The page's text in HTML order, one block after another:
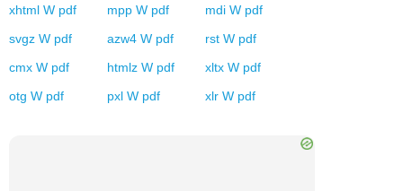
xhtml W pdf mpp W pdf mdi W pdf
svgz W pdf azw4 W pdf rst W pdf
cmx W pdf htmlz W pdf xltx W pdf
otg W pdf pxl W pdf xlr W pdf